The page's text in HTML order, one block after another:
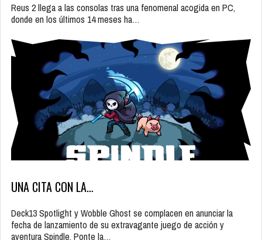
Reus 2 llega a las consolas tras una fenomenal acogida en PC,
donde en los últimos 14 meses ha…
UNA CITA CON LA…
Deck13 Spotlight y Wobble Ghost se complacen en anunciar la
fecha de lanzamiento de su extravagante juego de acción y
aventura Spindle. Ponte la…